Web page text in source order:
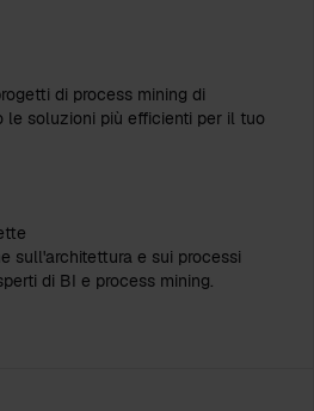
di process mining di
le soluzioni più efficienti per il tuo
sull'architettura e sui processi
di BI e process mining.